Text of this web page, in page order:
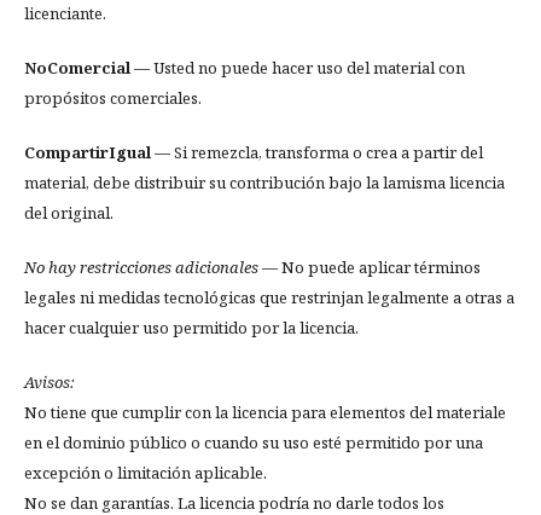
licenciante.
NoComercial — Usted no puede hacer uso del material con
propósitos comerciales.
CompartirIgual — Si remezcla, transforma o crea a partir del
material, debe distribuir su contribución bajo la lamisma licencia
del original.
No hay restricciones adicionales— No puede aplicar términos
legales ni medidas tecnológicas que restrinjan legalmente a otras a
hacer cualquier uso permitido por la licencia.
Avisos:
No tiene que cumplir con la licencia para elementos del materiale
en el dominio público o cuando su uso esté permitido por una
excepción o limitación aplicable.
No se dan garantías. La licencia podría no darle todos los